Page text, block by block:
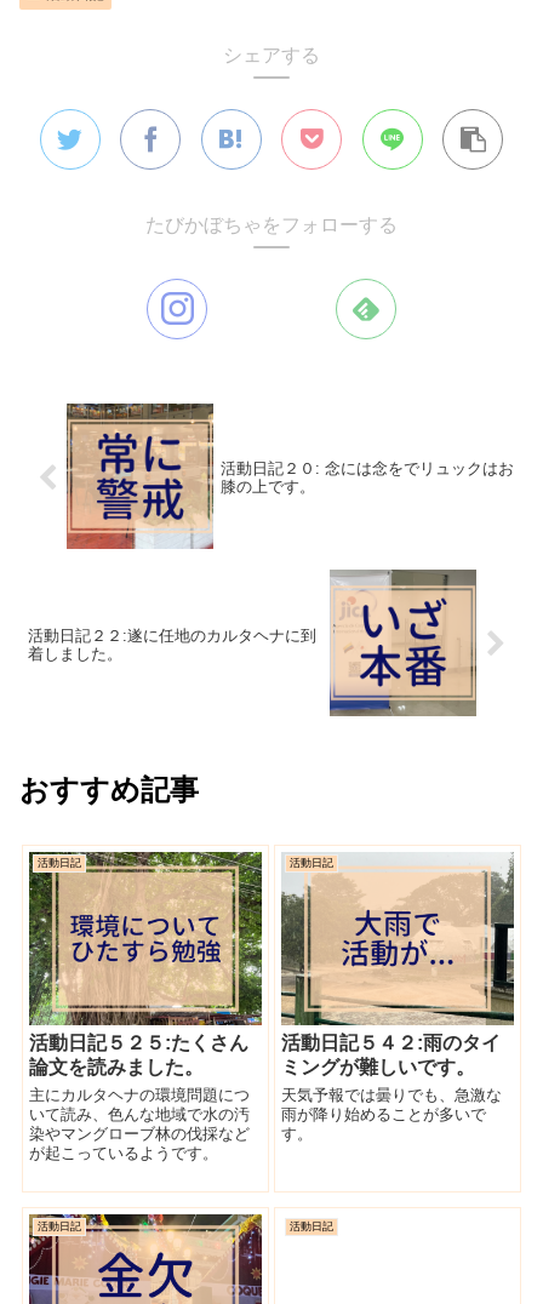
シェアする
たびかぼちゃをフォローする
活動日記２０: 念には念をでリュックはお
膝の上です。
活動日記２２:遂に任地のカルタヘナに到
着しました。
おすすめ記事
活動日記
活動日記５２５:たくさん
論文を読みました。
主にカルタヘナの環境問題につ
いて読み、色んな地域で水の汚
染やマングローブ林の伐採など
が起こっているようです。
活動日記
活動日記５４２:雨のタイ
ミングが難しいです。
天気予報では曇りでも、急激な
雨が降り始めることが多いで
す。
活動日記 活動日記